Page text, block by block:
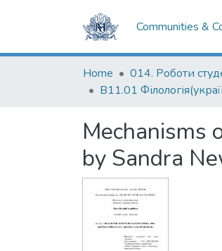
Communities &
Home 014. Роботи
Mechanisms
by Sandra